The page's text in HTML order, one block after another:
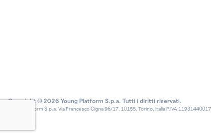
Copyright © 2026 Young Platform S.p.a. Tutti i diritti riservati.
Young Platform S.p.a. Via Francesco Cigna 96/17, 10155, Torino, Italia P.IVA 11931440017